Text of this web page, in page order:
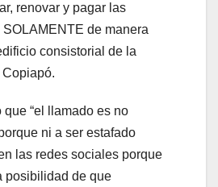
renovar y pagar las
SOLAMENTE de manera
consistorial de la
“el llamado es no
ni a ser estafado
las redes sociales porque
posibilidad de que